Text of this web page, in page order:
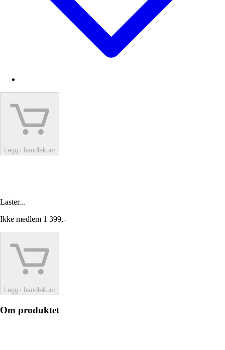
Legg i handlekurv
Laster...
Ikke medlem 1 399,-
Legg i handlekurv
Om produktet